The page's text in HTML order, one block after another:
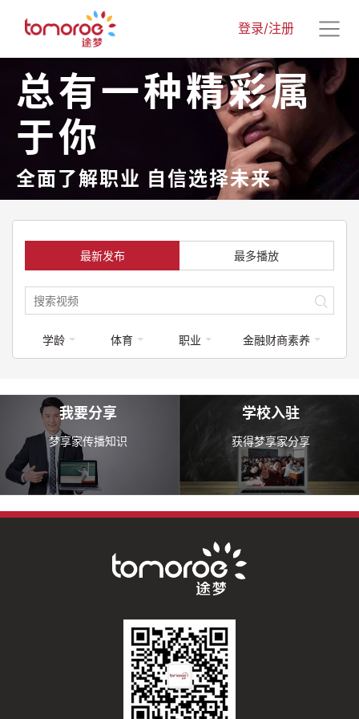
登录/注册
总有一种精彩属
于你
全面了解职业 自信选择未来
最新发布 最多播放
学龄 体育 职业 金融财商素养
我要分享
梦享家传播知识
学校入驻
获得梦享家分享